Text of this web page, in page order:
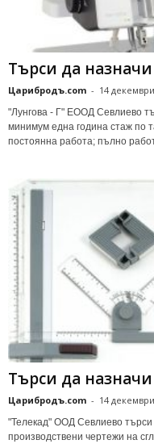
Търси да
Царибродъ.com - 14
"Лунгова - Г" ЕООД Севлиево
минимум една година стаж по
постоянна работа; пълно
Търси да
Царибродъ.com - 14
"Телекад" ООД Севлиево
производствени чертежи на